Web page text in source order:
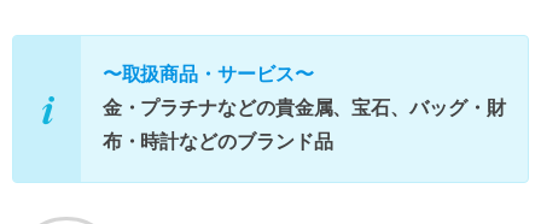
〜取扱商品・サービス〜
金・プラチナなどの貴金属、宝石、バッグ・財
布・時計などのブランド品